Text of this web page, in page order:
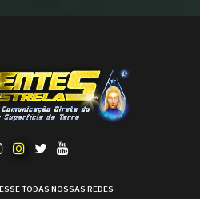
TODAS NOSSAS REDES